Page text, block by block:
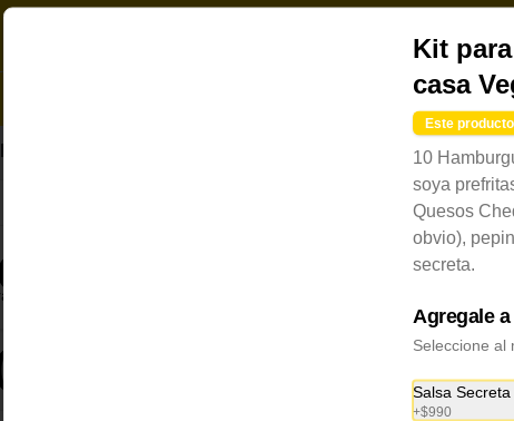
EN CASA
Club
gana puntos con tus compras y canjealos por productos y más
Kit
casa
Este
10
soya
Quesos
obvio),
secreta.
Agregale
Seleccione al
Salsa Secreta
+$990